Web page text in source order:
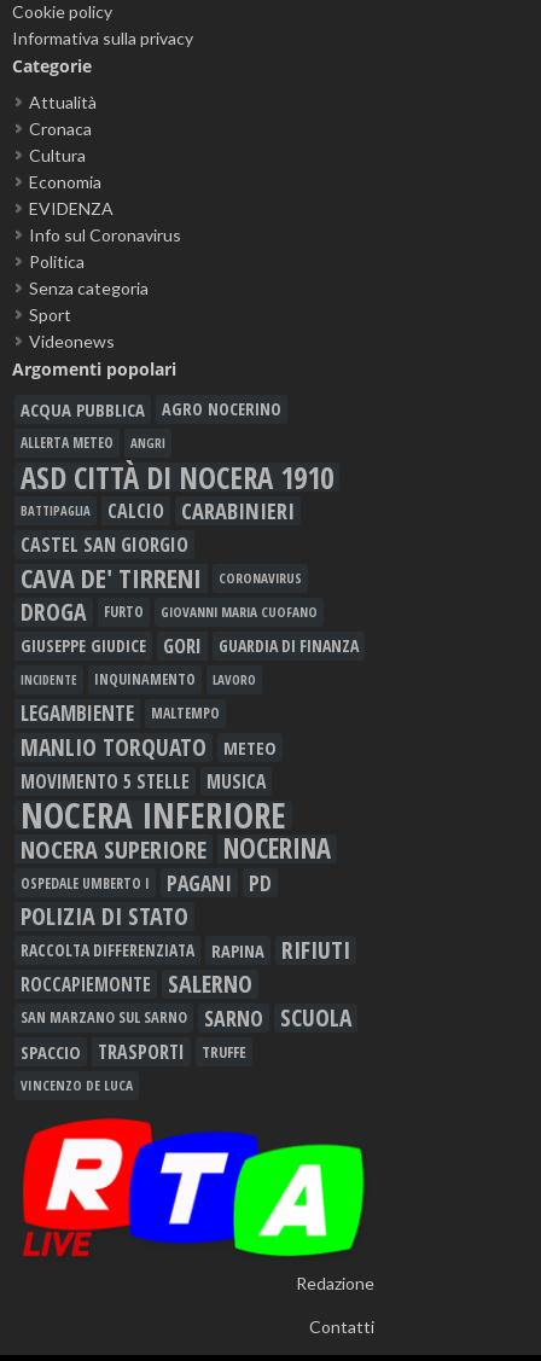
Cookie policy
Informativa sulla privacy
Categorie
Attualità
Cronaca
Cultura
Economia
EVIDENZA
Info sul Coronavirus
Politica
Senza categoria
Sport
Videonews
Argomenti popolari
ACQUA PUBBLICA AGRO NOCERINO
ALLERTA METEO ANGRI
ASD CITTÀ DI NOCERA 1910
BATTIPAGLIA CALCIO CARABINIERI
CASTEL SAN GIORGIO
CAVA DE' TIRRENI CORONAVIRUS
DROGA FURTO GIOVANNI MARIA CUOFANO
GIUSEPPE GIUDICE GORI GUARDIA DI FINANZA
INCIDENTE INQUINAMENTO LAVORO
LEGAMBIENTE MALTEMPO
MANLIO TORQUATO METEO
MOVIMENTO 5 STELLE MUSICA
NOCERA INFERIORE
NOCERA SUPERIORE NOCERINA
OSPEDALE UMBERTO I PAGANI PD
POLIZIA DI STATO
RACCOLTA DIFFERENZIATA RAPINA RIFIUTI
ROCCAPIEMONTE SALERNO
SAN MARZANO SUL SARNO SARNO SCUOLA
SPACCIO TRASPORTI TRUFFE
VINCENZO DE LUCA
Redazione
Contatti